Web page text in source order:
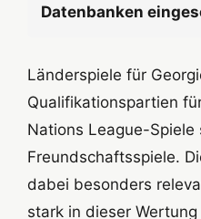
Datenbanken
Länderspiele für
Qualifikationspartien
Nations League-Spiele
Freundschaftsspiele.
dabei besonders
stark in dieser